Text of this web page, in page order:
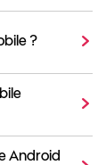
?
Android